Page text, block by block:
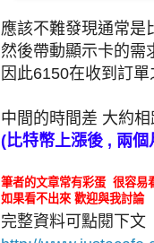
應該不難發現通常是
然後帶動顯示卡的需
因此6150在收到訂
中間的時間差 大約
(比特幣上漲後 , 兩
筆者的文章常有彩蛋 很容易
如果看不出來 歡迎與我討論
完整資料可點閱下文